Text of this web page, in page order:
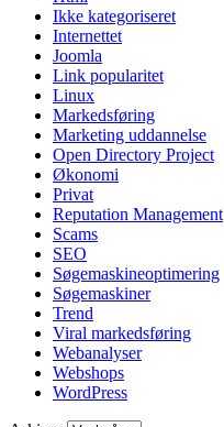
Ikke kategoriseret
Internettet
Joomla
Link popularitet
Linux
Markedsføring
Marketing uddannelse
Open Directory Project
Økonomi
Privat
Reputation Management
Scams
SEO
Søgemaskineoptimering
Søgemaskiner
Trend
Viral markedsføring
Webanalyser
Webshops
WordPress